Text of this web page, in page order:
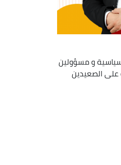
و مسؤولين
على الصعيدين